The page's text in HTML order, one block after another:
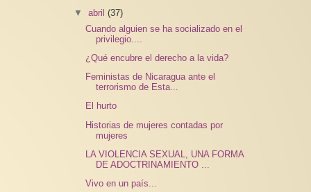
▼abril(37)
Cuando alguien se ha socializado en el
privilegio....
¿Qué encubre el derecho a la vida?
Feministas de Nicaragua ante el
terrorismo de Esta...
El hurto
Historias de mujeres contadas por
mujeres
LA VIOLENCIA SEXUAL, UNA FORMA
DE ADOCTRINAMIENTO ...
Vivo en un país...